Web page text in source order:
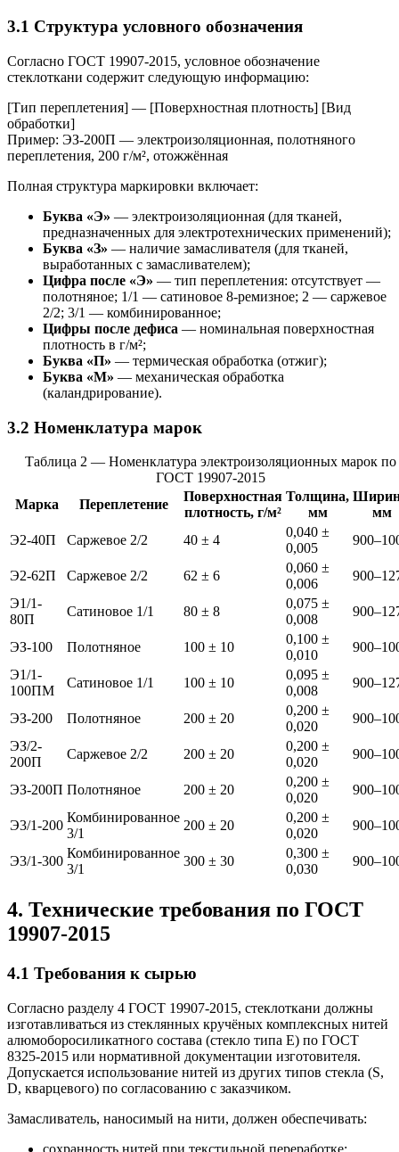
3.1 Структура условного обозначения
Согласно ГОСТ 19907-2015, условное обозначение
стеклоткани содержит следующую информацию:
[Тип переплетения] — [Поверхностная плотность] [Вид
обработки]
Пример: ЭЗ-200П — электроизоляционная, полотняного
переплетения, 200 г/м², отожжённая
Полная структура маркировки включает:
Буква «Э» — электроизоляционная (для тканей,
предназначенных для электротехнических применений);
Буква «З» — наличие замасливателя (для тканей,
выработанных с замасливателем);
Цифра после «Э» — тип переплетения: отсутствует —
полотняное; 1/1 — сатиновое 8-ремизное; 2 — саржевое
2/2; 3/1 — комбинированное;
Цифры после дефиса — номинальная поверхностная
плотность в г/м²;
Буква «П» — термическая обработка (отжиг);
Буква «М» — механическая обработка
(каландрирование).
3.2 Номенклатура марок
Таблица 2 — Номенклатура электроизоляционных марок по
ГОСТ 19907-2015
Марка
Переплетение
Поверхностная
плотность, г/м²
Толщина,
мм
мм
Э2-40П
Саржевое 2/2 40 ± 4
0,040 ±
0,005
Э2-62П Саржевое 2/2 62 ± 6
0,060 ±
0,006
Э1/1-
80П
Сатиновое 1/1 80 ± 8
0,075 ±
0,008
ЭЗ-100 Полотняное 100 ± 10
0,100 ±
0,010
Э1/1-
100ПМ
Сатиновое 1/1 100 ± 10
0,095 ±
0,008
ЭЗ-200 Полотняное 200 ± 20
0,200 ±
0,020
ЭЗ/2-
200П
Саржевое 2/2 200 ± 20
0,200 ±
0,020
ЭЗ-200П Полотняное 200 ± 20
0,200 ±
0,020
Э3/1-200
Комбинированное
3/1
200 ± 20
0,200 ±
0,020
Э3/1-300
Комбинированное
3/1
300 ± 30
0,300 ±
0,030
4. Технические требования по ГОСТ
19907-2015
4.1 Требования к сырью
Согласно разделу 4 ГОСТ 19907-2015, стеклоткани должны
изготавливаться из стеклянных кручёных комплексных нитей
алюмоборосиликатного состава (стекло типа E) по ГОСТ
8325-2015 или нормативной документации изготовителя.
Допускается использование нитей из других типов стекла (S,
D, кварцевого) по согласованию с заказчиком.
Замасливатель, наносимый на нити, должен обеспечивать:
сохранность нитей при текстильной переработке;